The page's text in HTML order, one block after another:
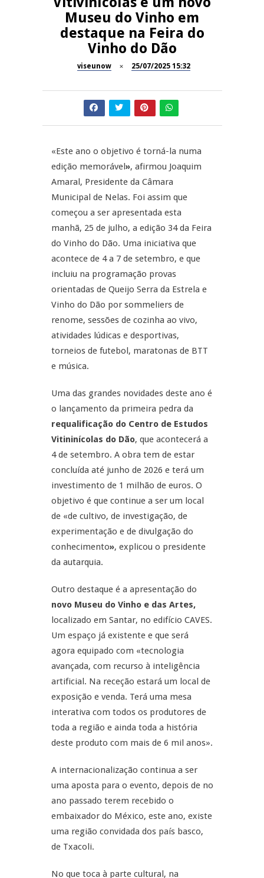
Dia do Foral em São João da
Pesqueira
Sernancelhe
Festas do Concelho de Penalva
do Castelo
11º Encontro Gastronómico
Now Opinião – Manuela
Antunes: Problemas nos
Exames Nacionais
Museu do Vinho em
destaque na Feira do
Vinho do Dão
viseunow 25/07/2025 15:32
«Este ano o objetivo é torná-la numa
edição memorável», afirmou Joaquim
Amaral, Presidente da Câmara
Municipal de Nelas. Foi assim que
começou a ser apresentada esta
manhã, 25 de julho, a edição 34 da Feira
do Vinho do Dão. Uma iniciativa que
acontece de 4 a 7 de setembro, e que
incluiu na programação provas
orientadas de Queijo Serra da Estrela e
Vinho do Dão por sommeliers de
renome, sessões de cozinha ao vivo,
atividades lúdicas e desportivas,
torneios de futebol, maratonas de BTT
e música.
Uma das grandes novidades deste ano é
o lançamento da primeira pedra da
requalificação do Centro de Estudos
Vitininícolas do Dão, que acontecerá a
4 de setembro. A obra tem de estar
concluída até junho de 2026 e terá um
investimento de 1 milhão de euros. O
objetivo é que continue a ser um local
de «de cultivo, de investigação, de
experimentação e de divulgação do
conhecimento», explicou o presidente
da autarquia.
Outro destaque é a apresentação do
novo Museu do Vinho e das Artes,
localizado em Santar, no edifício CAVES.
Um espaço já existente e que será
agora equipado com «tecnologia
avançada, com recurso à inteligência
artificial. Na receção estará um local de
exposição e venda. Terá uma mesa
interativa com todos os produtores de
toda a região e ainda toda a história
deste produto com mais de 6 mil anos».
A internacionalização continua a ser
uma aposta para o evento, depois de no
ano passado terem recebido o
embaixador do México, este ano, existe
uma região convidada dos país basco,
de Txacoli.
No que toca à parte cultural, na